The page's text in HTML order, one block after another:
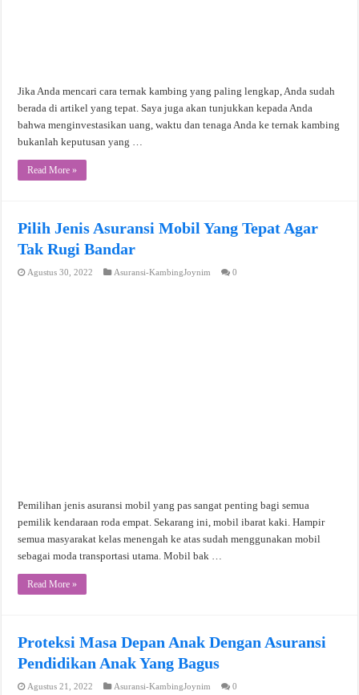
Jika Anda mencari cara ternak kambing yang paling lengkap, Anda sudah
berada di artikel yang tepat. Saya juga akan tunjukkan kepada Anda
bahwa menginvestasikan uang, waktu dan tenaga Anda ke ternak kambing
bukanlah keputusan yang …
Read More »
Pilih Jenis Asuransi Mobil Yang Tepat Agar
Tak Rugi Bandar
Agustus 30, 2022 Asuransi-KambingJoynim 0
Pemilihan jenis asuransi mobil yang pas sangat penting bagi semua
pemilik kendaraan roda empat. Sekarang ini, mobil ibarat kaki. Hampir
semua masyarakat kelas menengah ke atas sudah menggunakan mobil
sebagai moda transportasi utama. Mobil bak …
Read More »
Proteksi Masa Depan Anak Dengan Asuransi
Pendidikan Anak Yang Bagus
Agustus 21, 2022 Asuransi-KambingJoynim 0